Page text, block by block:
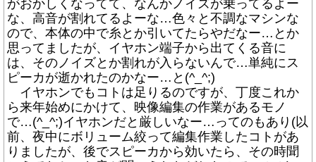
がおかしくなってて、なんかノイズが乗ってるよー
な、高音が割れてるよーな…色々と不調なマシンな
ので、本体の中で糸とか引いてたらやだなー…とか
思ってましたが、イヤホン端子から出てくる音に
は、そのノイズとか割れが入らないんで…単純にス
ピーカが逝かれたのかなー…と(^_^;)
イヤホンでもコトは足りるのですが、丁度これか
ら来年始めにかけて、映像編集の作業があるモノ
で…(^_^;)イヤホンだと厳しいなー…ってのもあり(以
前、夜中にボリューム絞って編集作業したコトがあ
りましたが、後でスピーカから効いたら、その時聞